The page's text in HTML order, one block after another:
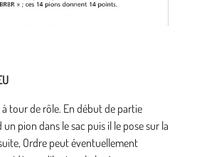
tour de rôle. En début de partie
pion dans le sac puis il le pose sur la
Ordre peut éventuellement